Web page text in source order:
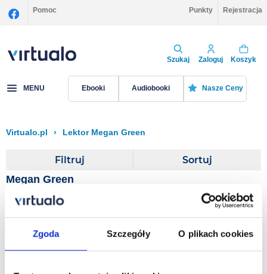
Zgoda Szczegóły O plikach cookies
Pomoc Punkty Rejestracja
Szukaj Zaloguj Koszyk
MENU Ebooki Audiobooki Nasze Ceny
Virtualo.pl › Lektor Megan Green
Filtruj Sortuj
Megan Green
Virginia Woolf